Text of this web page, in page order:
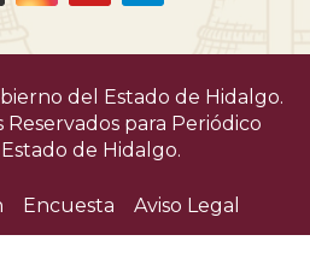
del Estado de Hidalgo.
para Periódico
de Hidalgo.
Encuesta Aviso Legal